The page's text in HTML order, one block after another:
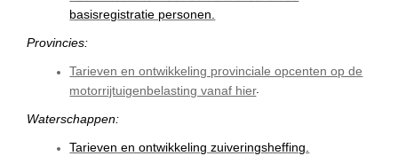
basisregistratie personen.
Provincies:
Tarieven en ontwikkeling provinciale opcenten op de
motorrijtuigenbelasting vanaf hier.
Waterschappen:
Tarieven en ontwikkeling zuiveringsheffing.